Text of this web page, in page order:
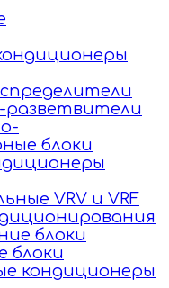
блоки
VRV и VRF
блоки
блоки
кондиционеры